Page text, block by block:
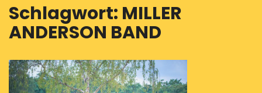
Schlagwort: MILLER
ANDERSON BAND